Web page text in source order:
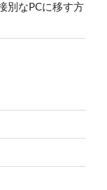
別なPCに移す方